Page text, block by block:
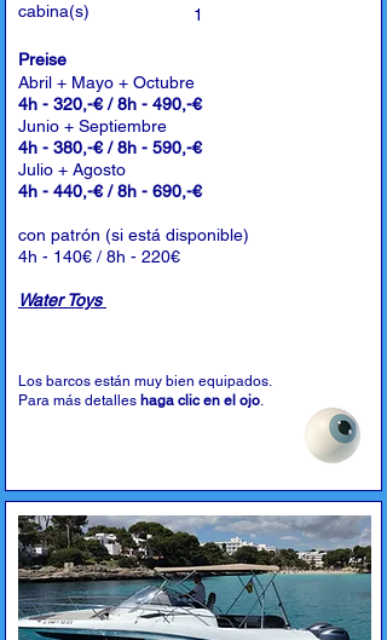
cabina(s)
1
Preise
Abril + Mayo + Octubre
4h - 320,-€ / 8h - 490,-€
Junio + Septiembre
4h - 380,-€ / 8h - 590,-€
Julio + Agosto
4h - 440,-€ / 8h - 690,-€
con patrón (si está disponible)
4h - 140€ / 8h - 220€
Water Toys
Los barcos están muy bien equipados.
Para más detalles haga clic en el ojo.